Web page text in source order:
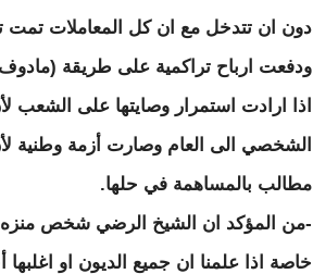
دون ان تتدخل مع ان كل المعاملات تمت
ودفعت ارباح تراكمية على طريقة
اذا ارادت استمرار وصايتها على الشعب
الشخصي الى العام وصارت أزمة وطنية
مطالب بالمساهمة في حلها.
-من المؤكد ان الشيخ الرضي شخص منزه
خاصة اذا علمنا ان جميع الديون او